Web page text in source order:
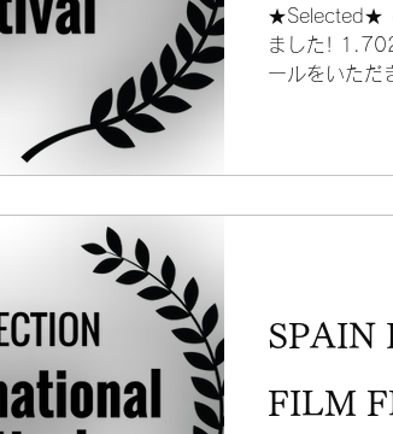
★Selected★
ました!
ールをいただ
SPAIN
FILM